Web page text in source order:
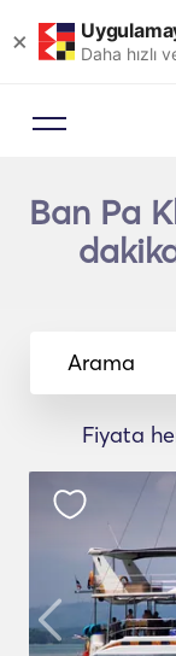
× Daha hızlı
Ban Pa
Arama
Fiyata